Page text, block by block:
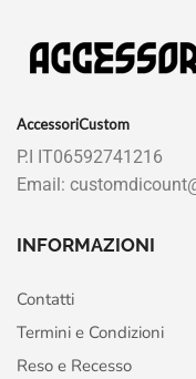
AccessoriCustom
P.I IT06592741216
Email:
INFORMAZIONI
Contatti
Termini e Condizioni
Reso e Recesso